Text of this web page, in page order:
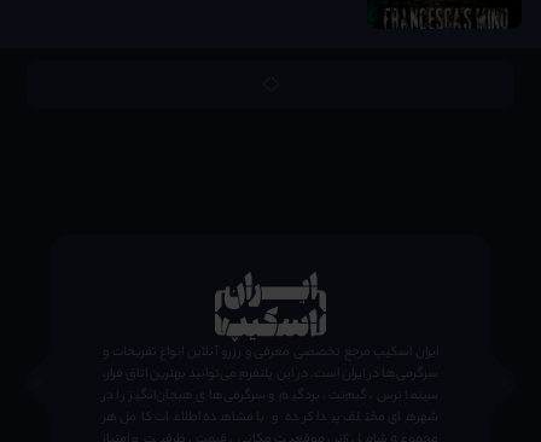
ایران اسکیپ مرجع تخصصی معرفی و رزرو آنلاین انواع تفریحات و
سرگرمی‌ها در ایران است. در این پلتفرم می‌توانید بهترین اتاق فرار،
سینما ترس، گیم‌نت، بردگیم و سرگرمی‌های هیجان‌انگیز را در
شهرهای مختلف پیدا کرده و با مشاهده اطلاعات کامل هر